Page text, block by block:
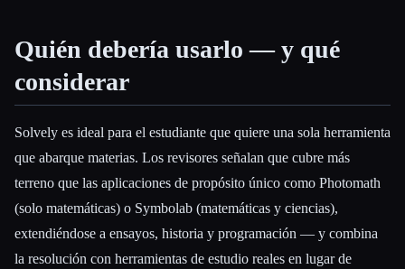
Quién debería usarlo — y qué
considerar
Solvely es ideal para el estudiante que quiere una sola herramienta
que abarque materias. Los revisores señalan que cubre más
terreno que las aplicaciones de propósito único como Photomath
(solo matemáticas) o Symbolab (matemáticas y ciencias),
extendiéndose a ensayos, historia y programación — y combina
la resolución con herramientas de estudio reales en lugar de